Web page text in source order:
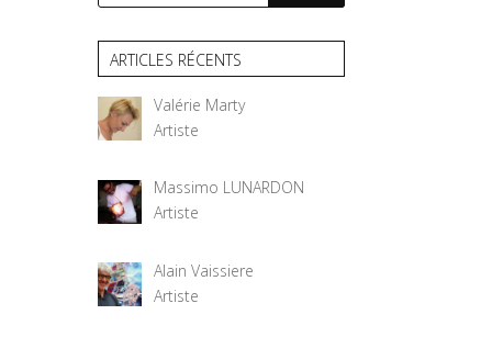
ARTICLES RÉCENTS
Valérie Marty
Artiste
Massimo LUNARDON
Artiste
Alain Vaissiere
Artiste